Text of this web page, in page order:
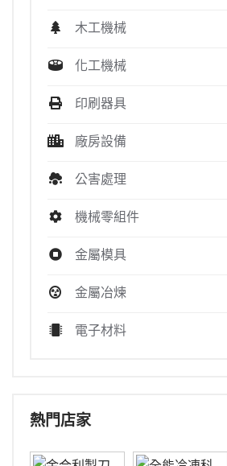
木工機械
化工機械
印刷器具
廠房設備
公害處理
機械零組件
金屬模具
金屬冶煉
電子材料
熱門店家